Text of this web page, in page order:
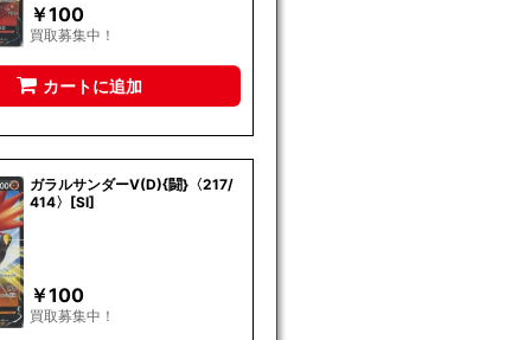
￥100
買取募集中！
カートに追加
ガラルサンダーV(D){闘}〈217/
414〉[SI]
￥100
買取募集中！